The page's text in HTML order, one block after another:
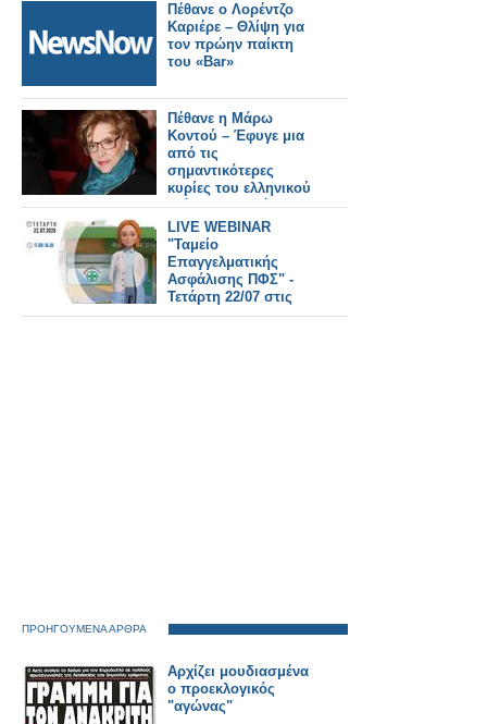
Πέθανε ο Λορέντζο
Καριέρε – Θλίψη για
τον πρώην παίκτη
του «Bar»
Πέθανε η Μάρω
Κοντού – Έφυγε μια
από τις
σημαντικότερες
κυρίες του ελληνικού
θεάτρου, τηλεόρασης
και κινηματογράφου
LIVE WEBINAR
"Ταμείο
Επαγγελματικής
Ασφάλισης ΠΦΣ" -
Τετάρτη 22/07 στις
17:00
ΠΡΟΗΓΟΥΜΕΝΑ ΑΡΘΡΑ
Αρχίζει μουδιασμένα
ο προεκλογικός
"αγώνας"